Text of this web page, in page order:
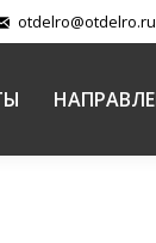
otdelro@otdelro.ru